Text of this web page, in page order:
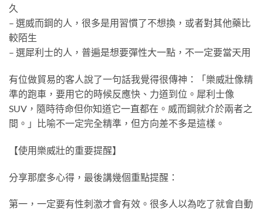
久
– 選威而鋼的人，很多是用習慣了不想換，或者對其他藥比
較陌生
– 選犀利士的人，普遍是想要彈性大一點，不一定要當天用
有位做貿易的客人說了一句話我覺得很傳神：「樂威壯像精
準的跑車，要用它的時候反應快、力道到位。犀利士像
SUV，隨時待命但你知道它一直都在。威而鋼就介於兩者之
間。」比喻不一定完全精準，但方向差不多是這樣。
【使用樂威壯的重要提醒】
分享那麼多心得，最後講幾個重點提醒：
第一，一定要有性刺激才會有效。很多人以為吃了就會自動